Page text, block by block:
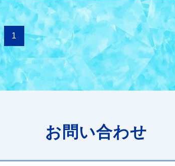
1
お問い合わせ